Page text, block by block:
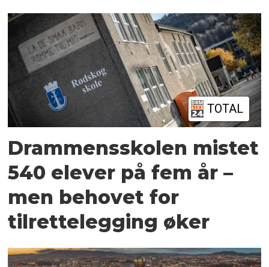
TOTAL
Drammensskolen mistet
540 elever på fem år –
men behovet for
tilrettelegging øker